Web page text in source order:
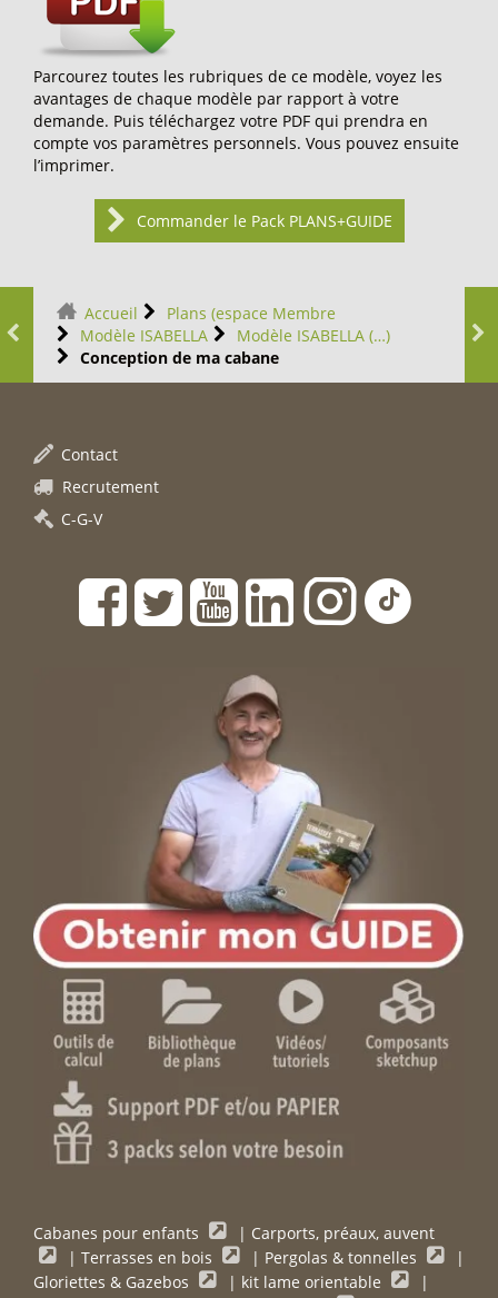
Parcourez toutes les rubriques de ce modèle, voyez les
avantages de chaque modèle par rapport à votre
demande. Puis téléchargez votre PDF qui prendra en
compte vos paramètres personnels. Vous pouvez ensuite
l’imprimer.
Commander le Pack PLANS+GUIDE
Accueil
Plans (espace Membre
Modèle ISABELLA
Modèle ISABELLA (…)
Conception de ma cabane
Contact
Recrutement
C-G-V
Cabanes pour enfants | Carports, préaux, auvent
| Terrasses en bois | Pergolas & tonnelles
|
Gloriettes & Gazebos
| kit lame orientable
|